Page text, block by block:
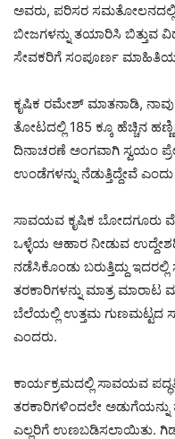
ಅವರು, ಪರಿಸರ ಸಮತೋಲನದಲ್ಲಿ
ಬೀಜಗಳನ್ನು ತಯಾರಿಸಿ ಬಿತ್ತುವ
ಸೇವಕರಿಗೆ ಸಂಪೂರ್ಣ
ಕೃಷಿಕ ರಮೇಶ್ ಮಾತನಾಡಿ, ನಾವು
ತೋಟದಲ್ಲಿ 185 ಕ್ಕೂ ಹೆಚ್ಚಿನ
ದಿನಾಚರಣೆ ಅಂಗವಾಗಿ ಸ್ವಯಂ
ಉಂಡೆಗಳನ್ನು ನೆಡುತ್ತಿದ್ದೇವೆ
ಸಾವಯವ ಕೃಷಿಕ ಬೋದಗೂರು
ಒಳ್ಳೆಯ ಆಹಾರ ನೀಡುವ
ನಡೆಸಿಕೊಂಡು ಬರುತ್ತಿದ್ದು
ತರಕಾರಿಗಳನ್ನು ಮಾತ್ರ ಮಾರಾಟ
ಬೆಲೆಯಲ್ಲಿ ಉತ್ತಮ ಗುಣಮಟ್ಟದ
ಎಂದರು.
ಕಾರ್ಯಕ್ರಮದಲ್ಲಿ ಸಾವಯವ
ತರಕಾರಿಗಳಿಂದಲೇ
ಎಲ್ಲರಿಗೆ ಉಣಬಡಿಸಲಾಯಿತು.